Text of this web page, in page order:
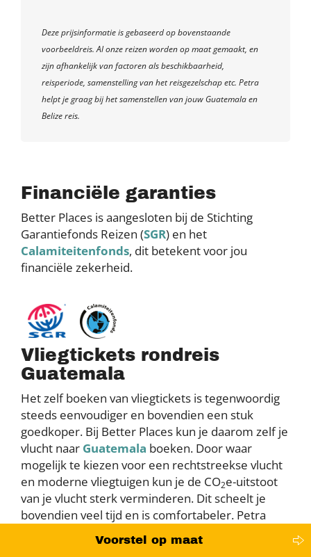
Deze prijsinformatie is gebaseerd op bovenstaande
voorbeeldreis. Al onze reizen worden op maat gemaakt, en
zijn afhankelijk van factoren als beschikbaarheid,
reisperiode, samenstelling van het reisgezelschap etc. Petra
helpt je graag bij het samenstellen van jouw Guatemala en
Belize reis.
Financiële garanties
Better Places is aangesloten bij de Stichting
Garantiefonds Reizen (SGR) en het
Calamiteitenfonds, dit betekent voor jou
financiële zekerheid.
Vliegtickets rondreis
Guatemala
Het zelf boeken van vliegtickets is tegenwoordig
steeds eenvoudiger en bovendien een stuk
goedkoper. Bij Better Places kun je daarom zelf je
vlucht naar Guatemala boeken. Door waar
mogelijk te kiezen voor een rechtstreekse vlucht
en moderne vliegtuigen kun je de CO2e-uitstoot
van je vlucht sterk verminderen. Dit scheelt je
bovendien veel tijd en is comfortabeler. Petra
geeft je graag advies over de beste optie. Bekijk
onze blog metvliegtickets naar Guatemala
Voorstel op maat